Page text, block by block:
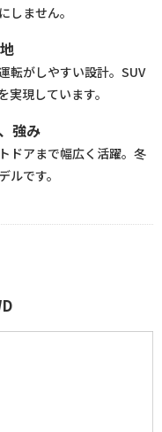
しません。
転がしやすい設計。SUV
現しています。
強み
ドアまで幅広く活躍。冬
です。